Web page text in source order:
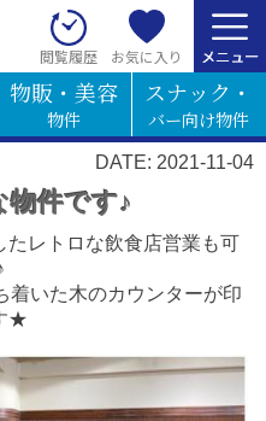
閲覧履歴 お気に入り
物販・美容
物件
スナック・
バー向け物件
DATE: 2021-11-04
物件です♪
レトロな飲食店営業も可
着いた木のカウンターが印
★